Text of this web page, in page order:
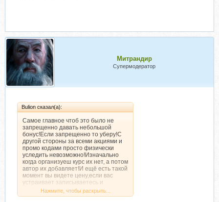
Митрандир
Супермодератор
Bulion сказал(а):
Самое главное чтоб это было не
запрещенно давать небольшой
бонус!Если запрещенно то уберу!С
другой стороны за всеми акциями и
промо кодами просто физически
уследить невозможно!Изначально
когда организуеш курс их нет, а потом
автор их добавляет!И ещё есть такой
момент вы видете цену,если вас
устраивает записываетесь и
участвуете в складчине если нет то
покупаете на продажнике всё просто!
Нажмите, чтобы раскрыть...